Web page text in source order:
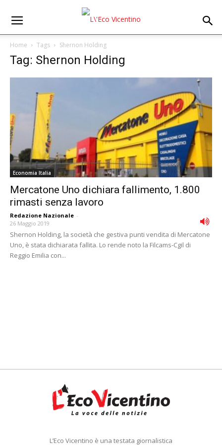
Home Tags Shernon Holding
Tag: Shernon Holding
Economia Italia
Mercatone Uno dichiara fallimento, 1.800
rimasti senza lavoro
Redazione Nazionale -
26 Maggio 2019
Shernon Holding, la società che gestiva punti vendita di Mercatone
Uno, è stata dichiarata fallita. Lo rende noto la Filcams-Cgil di
Reggio Emilia con...
L’Eco Vicentino è una testata giornalistica